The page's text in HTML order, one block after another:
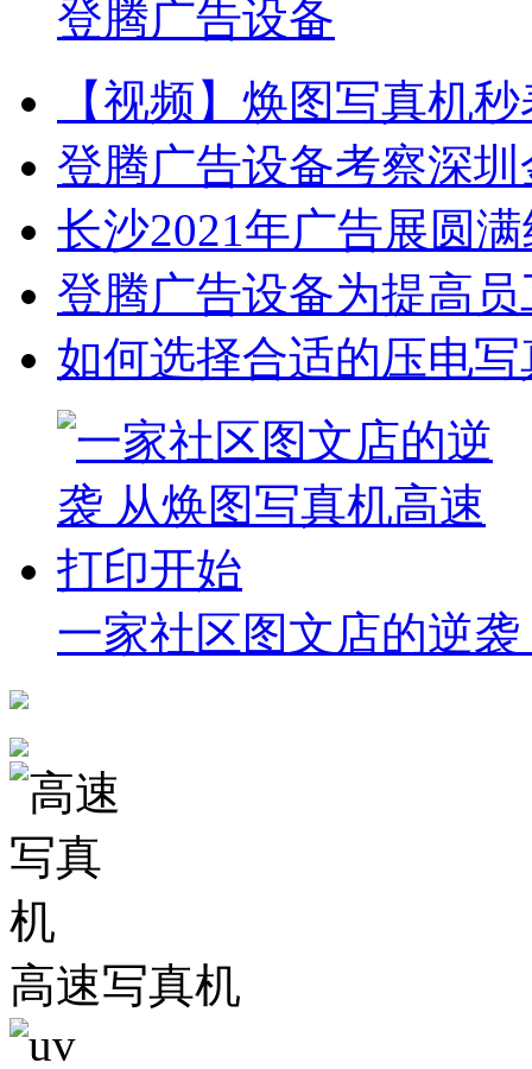
登腾广告设备
【视频】焕图写真机
登腾广告设备考察深
长沙2021年广告展圆
登腾广告设备为提高
如何选择合适的压电
一家社区图文店的逆
高速写真机